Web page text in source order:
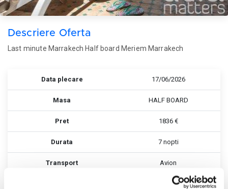
Descriere Oferta
Last minute Marrakech Half board Meriem Marrakech
Data plecare 17/06/2026
Masa HALF BOARD
Pret 1836 €
Durata 7 nopti
Transport Avion